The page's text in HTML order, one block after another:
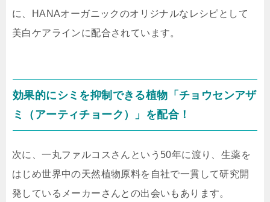
に、HANAオーガニックのオリジナルなレシピとして
美白ケアラインに配合されています。
効果的にシミを抑制できる植物「チョウセンアザ
ミ（アーティチョーク）」を配合！
次に、一丸ファルコスさんという50年に渡り、生薬を
はじめ世界中の天然植物原料を自社で一貫して研究開
発しているメーカーさんとの出会いもあります。